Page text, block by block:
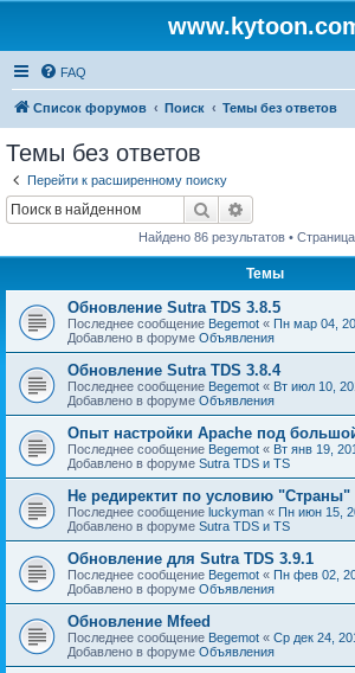
FAQ
Список форумов Поиск Темы без ответов
Темы без ответов
Перейти к расширенному поиску
Поиск
Найдено 86 результатов • Страница
Темы
Обновление Sutra TDS 3.8.5
Последнее сообщение Begemot « Пн мар 04,
Добавлено в форуме Объявления
Обновление Sutra TDS 3.8.4
Последнее сообщение Begemot « Вт июл 10,
Добавлено в форуме Объявления
Опыт настройки Apache под
Последнее сообщение Begemot « Вт янв 19,
Добавлено в форуме Sutra TDS и TS
Не редиректит по условию "Страны"
Последнее сообщение luckyman « Пн июн 15,
Добавлено в форуме Sutra TDS и TS
Обновление для Sutra TDS 3.9.1
Последнее сообщение Begemot « Пн фев 02,
Добавлено в форуме Объявления
Обновление Mfeed
Последнее сообщение Begemot « Ср дек 24,
Добавлено в форуме Объявления